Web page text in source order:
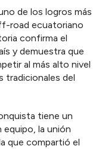
de los logros más
road ecuatoriano
confirma el
y demuestra que
al más alto nivel
tradicionales del
tiene un
equipo, la unión
que compartió el